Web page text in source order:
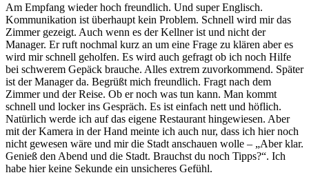
Am Empfang wieder hoch freundlich. Und super Englisch.
Kommunikation ist überhaupt kein Problem. Schnell wird mir das
Zimmer gezeigt. Auch wenn es der Kellner ist und nicht der
Manager. Er ruft nochmal kurz an um eine Frage zu klären aber es
wird mir schnell geholfen. Es wird auch gefragt ob ich noch Hilfe
bei schwerem Gepäck brauche. Alles extrem zuvorkommend. Später
ist der Manager da. Begrüßt mich freundlich. Fragt nach dem
Zimmer und der Reise. Ob er noch was tun kann. Man kommt
schnell und locker ins Gespräch. Es ist einfach nett und höflich.
Natürlich werde ich auf das eigene Restaurant hingewiesen. Aber
mit der Kamera in der Hand meinte ich auch nur, dass ich hier noch
nicht gewesen wäre und mir die Stadt anschauen wolle – „Aber klar.
Genieß den Abend und die Stadt. Brauchst du noch Tipps?“. Ich
habe hier keine Sekunde ein unsicheres Gefühl.